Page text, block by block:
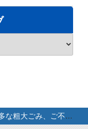
大ごみ、ご不要品処理。